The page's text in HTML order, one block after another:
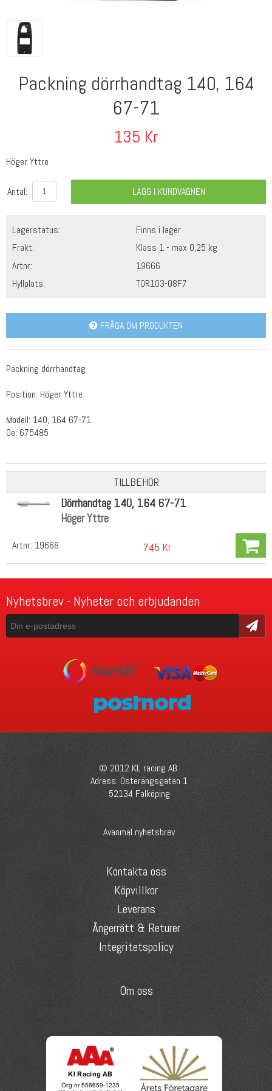
Packning dörrhandtag 140, 164
67-71
135 Kr
Höger Yttre
Antal: LÄGG I KUNDVAGNEN
Lagerstatus:
Finns i lager
Frakt:
Klass 1 - max 0,25 kg
Artnr:
19666
Hyllplats:
TOR103-08F7
FRÅGA OM PRODUKTEN
Packning dörrhandtag
Position: Höger Yttre
Modell: 140, 164 67-71
Oe: 675485
TILLBEHÖR
Artnr: 19668
Dörrhandtag 140, 164 67-71
Höger Yttre
745 Kr
Nyhetsbrev - Nyheter och erbjudanden
Skicka
© 2012 KL racing AB.
Adress: Österängsgatan 1
52134 Falköping
Avanmäl nyhetsbrev
Kontakta oss
Köpvillkor
Leverans
Ångerrätt & Returer
Integritetspolicy
Om oss